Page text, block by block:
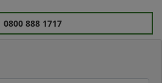
0800 888 1717